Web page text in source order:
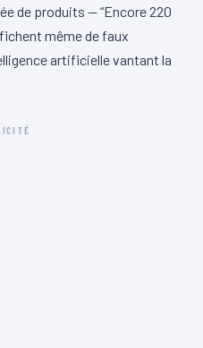
de produits — “Encore 220
même de faux
artificielle vantant la